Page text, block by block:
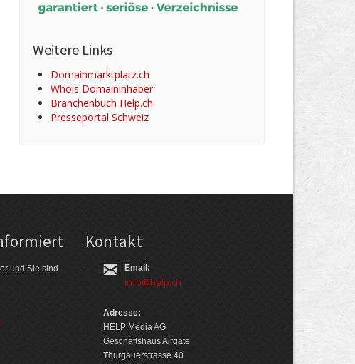
Weitere Links
Domainmarktplatz.ch
Whois Domaininhaber
Branchenbuch Help.ch
Presseportal Schweiz
und Sie sind
Kontakt
Email:
info@help.ch
Adresse:
HELP Media AG
Geschäftshaus Airgate
Thurgauerstrasse 40